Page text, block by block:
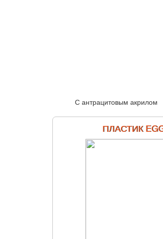
С антрацитовым акрилом
ПЛАСТИК